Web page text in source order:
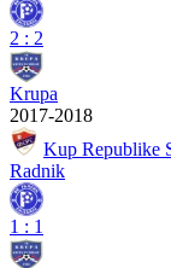
2 : 2
Krupa
2017-2018
Kup Republike
Radnik
1 : 1